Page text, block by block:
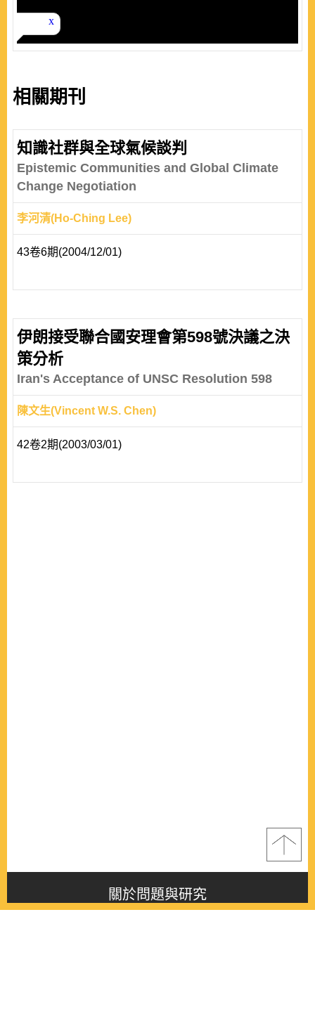
相關期刊
知識社群與全球氣候談判
Epistemic Communities and Global Climate
Change Negotiation
李河清(Ho-Ching Lee)
43卷6期(2004/12/01)
伊朗接受聯合國安理會第598號決議之決
策分析
Iran's Acceptance of UNSC Resolution 598
陳文生(Vincent W.S. Chen)
42卷2期(2003/03/01)
關於問題與研究
About this journal